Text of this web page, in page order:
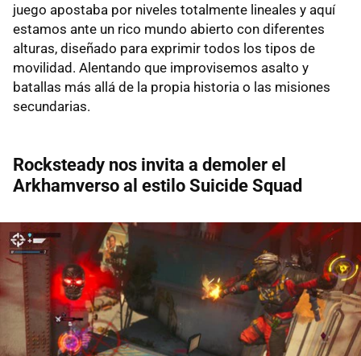
juego apostaba por niveles totalmente lineales y aquí
estamos ante un rico mundo abierto con diferentes
alturas, diseñado para exprimir todos los tipos de
movilidad. Alentando que improvisemos asalto y
batallas más allá de la propia historia o las misiones
secundarias.
Rocksteady nos invita a demoler el
Arkhamverso al estilo Suicide Squad